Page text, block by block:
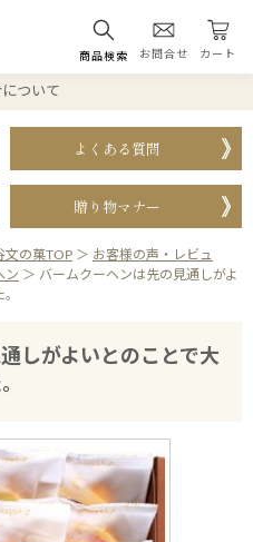
商品検索 お問合せ カート
ついて
よくある質問
贈り物マナー
文の菓TOP ＞ お客様の声・レビュ
ン ＞ バームクーヘンは先の見通しがよ
しがよいとのことで大